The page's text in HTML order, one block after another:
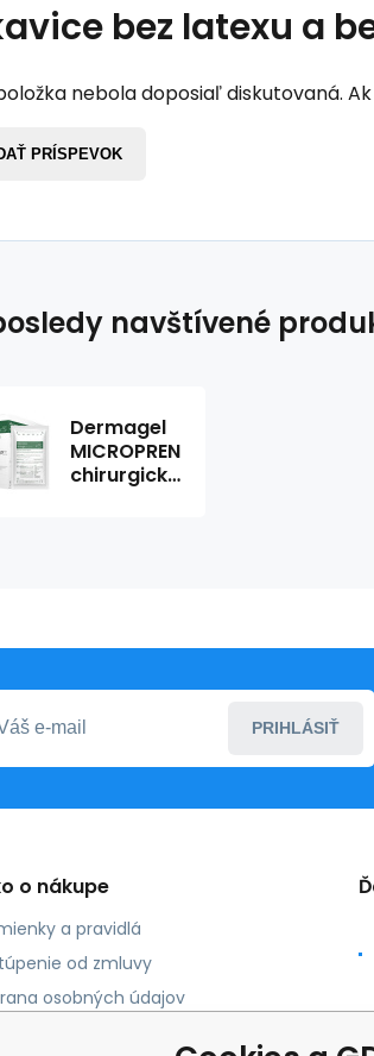
bez latexu a
nebola doposiaľ diskutovaná.
PRÍSPEVOK
navštívené
Dermagel
MICROPREN
chirurgické
PRIHLÁSIŤ
o nákupe
a pravidlá
od zmluvy
osobných údajov